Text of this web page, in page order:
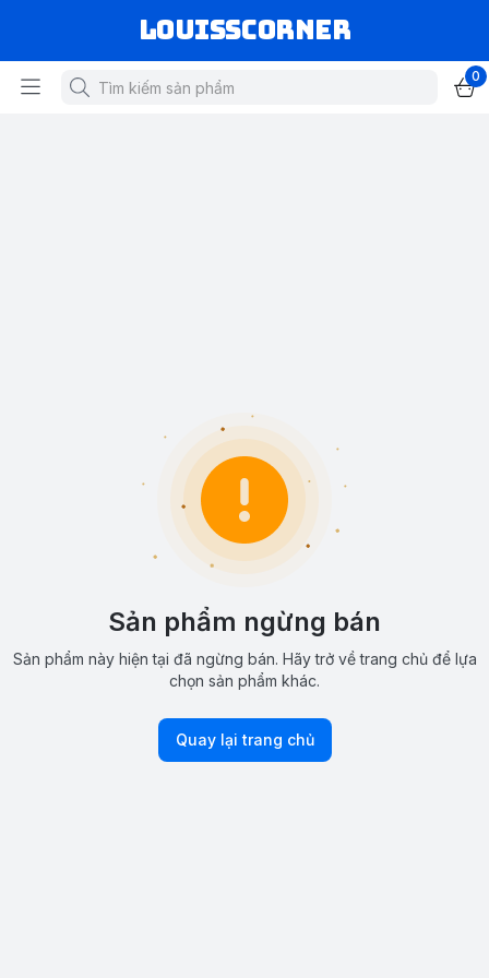
louisscorner
0
Sản phẩm ngừng bán
Sản phẩm này hiện tại đã ngừng bán. Hãy trở về trang chủ để lựa
chọn sản phẩm khác.
Quay lại trang chủ